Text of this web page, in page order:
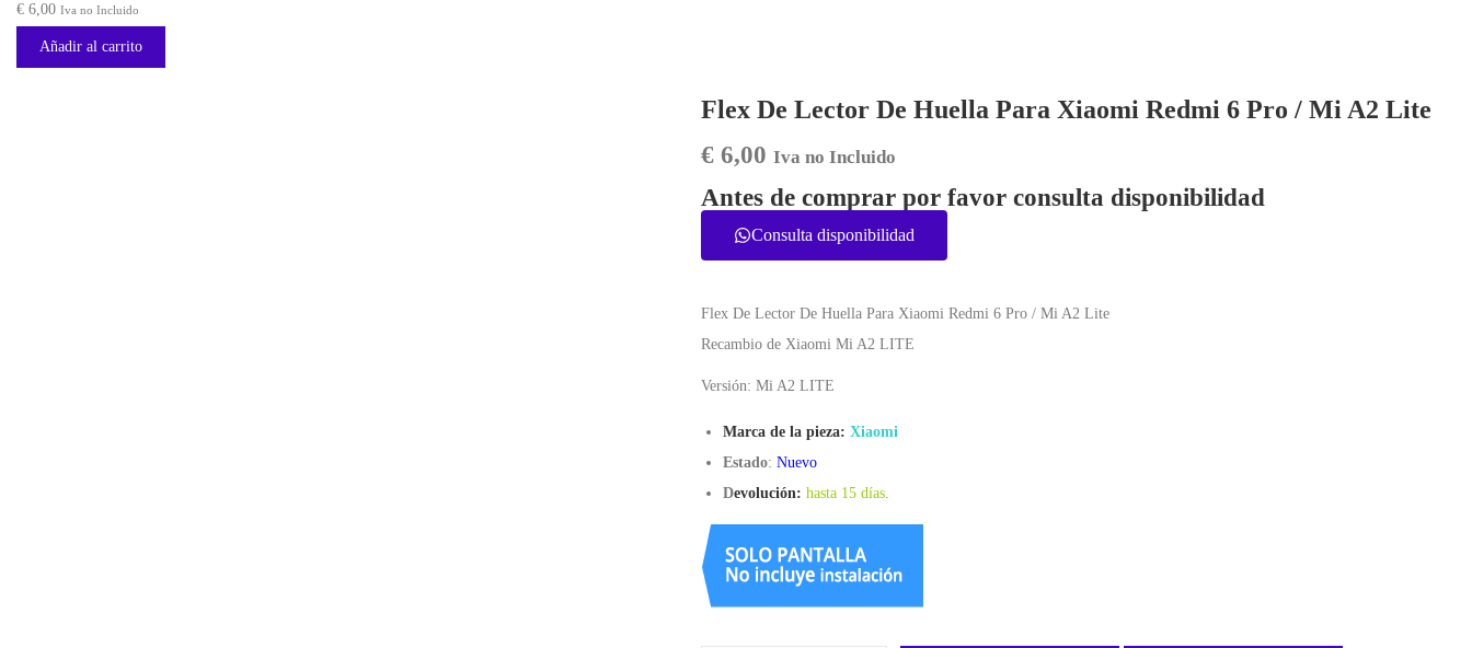
€ 6,00 Iva no Incluido
Añadir al carrito
Flex De Lector De Huella Para Xiaomi Redmi 6 Pro / Mi A2 Lite
€6,00 Iva no Incluido
Antes de comprar por favor consulta disponibilidad
Consulta disponibilidad
Flex De Lector De Huella Para Xiaomi Redmi 6 Pro / Mi A2 Lite
Recambio de Xiaomi Mi A2 LITE
Versión: Mi A2 LITE
Marca de la pieza: Xiaomi
Estado: Nuevo
Devolución: hasta 15 días.